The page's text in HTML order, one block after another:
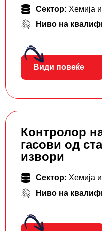
Сектор: Хемија
Ниво на
Види повеќе
Контролор
гасови од
извори
Сектор: Хемија
Ниво на